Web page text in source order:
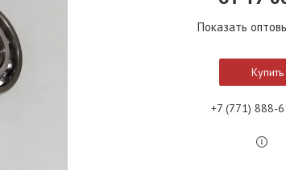
Показать
Купить
+7 (771) 888-